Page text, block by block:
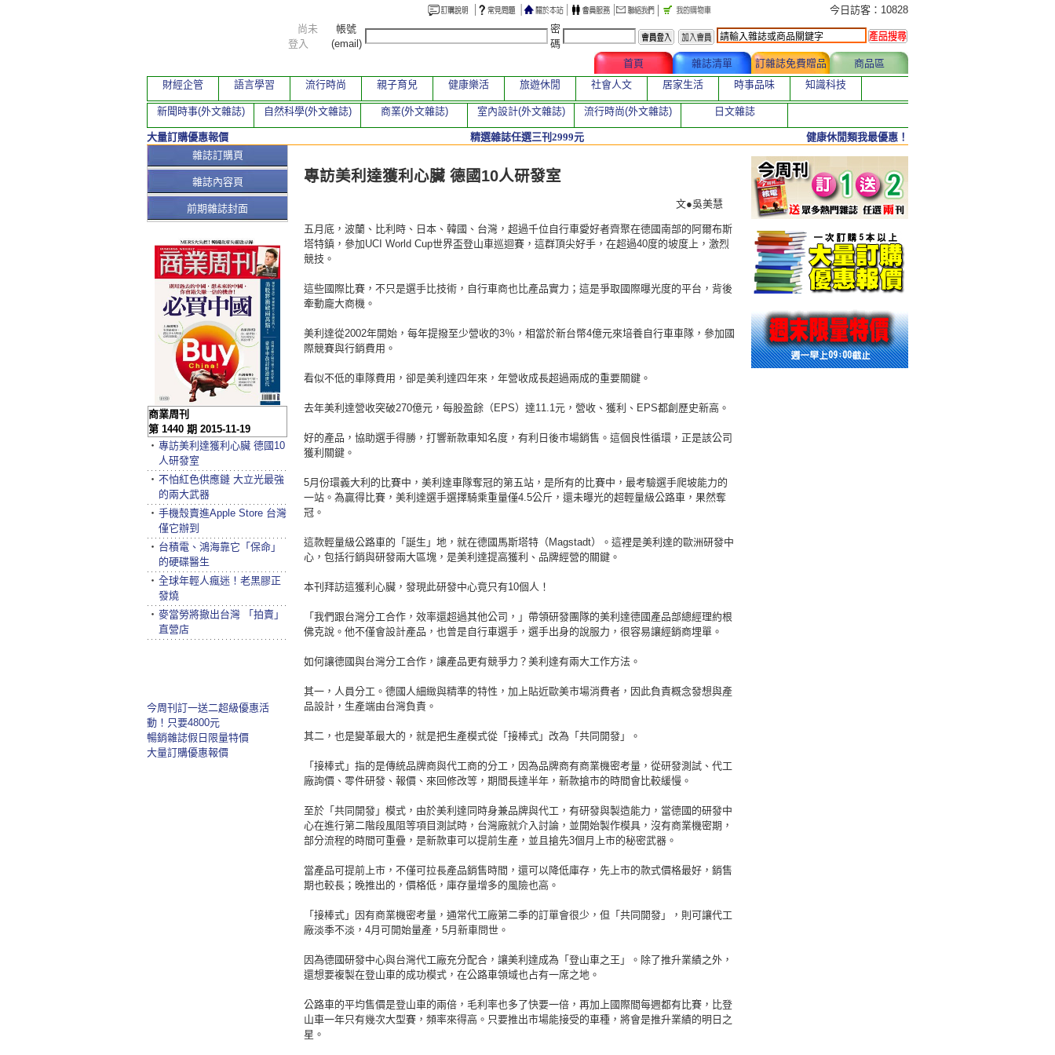
本期文章
專訪美利達獲利心臟 德國10人研發室
文●吳美慧
五月底，波蘭、比利時、日本、韓國、台灣，超過千位自行車愛好者齊聚在德國南部的阿爾布斯
塔特鎮，參加UCI World Cup世界盃登山車巡迴賽，這群頂尖好手，在超過40度的坡度上，激烈
競技。
這些國際比賽，不只是選手比技術，自行車商也比產品實力；這是爭取國際曝光度的平台，背後
牽動龐大商機。
美利達從2002年開始，每年提撥至少營收的3％，相當於新台幣4億元來培養自行車車隊，參加國
際競賽與行銷費用。
看似不低的車隊費用，卻是美利達四年來，年營收成長超過兩成的重要關鍵。
去年美利達營收突破270億元，每股盈餘（EPS）達11.1元，營收、獲利、EPS都創歷史新高。
好的產品，協助選手得勝，打響新款車知名度，有利日後市場銷售。這個良性循環，正是該公司
獲利關鍵。
5月份環義大利的比賽中，美利達車隊奪冠的第五站，是所有的比賽中，最考驗選手爬坡能力的
一站。為贏得比賽，美利達選手選擇騎乘重量僅4.5公斤，還未曝光的超輕量級公路車，果然奪
冠。
這款輕量級公路車的「誕生」地，就在德國馬斯塔特（Magstadt）。這裡是美利達的歐洲研發中
心，包括行銷與研發兩大區塊，是美利達提高獲利、品牌經營的關鍵。
本刊拜訪這獲利心臟，發現此研發中心竟只有10個人！
「我們跟台灣分工合作，效率還超過其他公司，」帶領研發團隊的美利達德國產品部總經理約根
佛克說。他不僅會設計產品，也曾是自行車選手，選手出身的說服力，很容易讓經銷商埋單。
如何讓德國與台灣分工合作，讓產品更有競爭力？美利達有兩大工作方法。
其一，人員分工。德國人細緻與精準的特性，加上貼近歐美市場消費者，因此負責概念發想與產
品設計，生產端由台灣負責。
其二，也是變革最大的，就是把生產模式從「接棒式」改為「共同開發」。
「接棒式」指的是傳統品牌商與代工商的分工，因為品牌商有商業機密考量，從研發測試、代工
廠詢價、零件研發、報價、來回修改等，期間長達半年，新款搶市的時間會比較緩慢。
至於「共同開發」模式，由於美利達同時身兼品牌與代工，有研發與製造能力，當德國的研發中
心在進行第二階段風阻等項目測試時，台灣廠就介入討論，並開始製作模具，沒有商業機密期，
部分流程的時間可重疊，是新款車可以提前生產，並且搶先3個月上市的秘密武器。
當產品可提前上市，不僅可拉長產品銷售時間，還可以降低庫存，先上市的款式價格最好，銷售
期也較長；晚推出的，價格低，庫存量增多的風險也高。
「接棒式」因有商業機密考量，通常代工廠第二季的訂單會很少，但「共同開發」，則可讓代工
廠淡季不淡，4月可開始量產，5月新車問世。
因為德國研發中心與台灣代工廠充分配合，讓美利達成為「登山車之王」。除了推升業績之外，
還想要複製在登山車的成功模式，在公路車領域也占有一席之地。
公路車的平均售價是登山車的兩倍，毛利率也多了快要一倍，再加上國際間每週都有比賽，比登
山車一年只有幾次大型賽，頻率來得高。只要推出市場能接受的車種，將會是推升業績的明日之
星。
雜誌訂購頁
雜誌內容頁
前期雜誌封面
商業周刊
第 1440 期 2015-11-19
‧ 專訪美利達獲利心臟 德國10
人研發室
‧ 不怕紅色供應鏈 大立光最強
的兩大武器
‧ 手機殼賣進Apple Store 台灣
僅它辦到
‧ 台積電、鴻海靠它「保命」
的硬碟醫生
‧ 全球年輕人瘋迷！老黑膠正
發燒
‧ 麥當勞將撤出台灣 「拍賣」
直營店
今周刊訂一送二超級優惠活
動！只要4800元
暢銷雜誌假日限量特價
大量訂購優惠報價
今日訪客：10828
尚未
登入
帳號
(email)
密
碼
首頁 雜誌清單 訂雜誌免費贈品
商品區
財經企管
語言學習 流行時尚 親子育兒 健康樂活 旅遊休閒 社會人文 居家生活 時事品味 知識科技
新聞時事(外文雜誌) 自然科學(外文雜誌) 商業(外文雜誌) 室內設計(外文雜誌) 流行時尚(外文雜誌) 日文雜誌
大量訂購優惠報價 精選雜誌任選三刊2999元 健康休閒類我最優惠！